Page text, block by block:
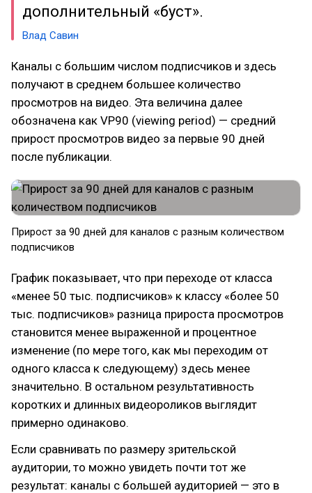
дополнительный «буст».
Влад Савин
Каналы с большим числом подписчиков и здесь
получают в среднем большее количество
просмотров на видео. Эта величина далее
обозначена как VP90 (viewing period) — средний
прирост просмотров видео за первые 90 дней
после публикации.
Прирост за 90 дней для каналов с разным количеством
подписчиков
График показывает, что при переходе от класса
«менее 50 тыс. подписчиков» к классу «более 50
тыс. подписчиков» разница прироста просмотров
становится менее выраженной и процентное
изменение (по мере того, как мы переходим от
одного класса к следующему) здесь менее
значительно. В остальном результативность
коротких и длинных видеороликов выглядит
примерно одинаково.
Если сравнивать по размеру зрительской
аудитории, то можно увидеть почти тот же
результат: каналы с большей аудиторией — это в